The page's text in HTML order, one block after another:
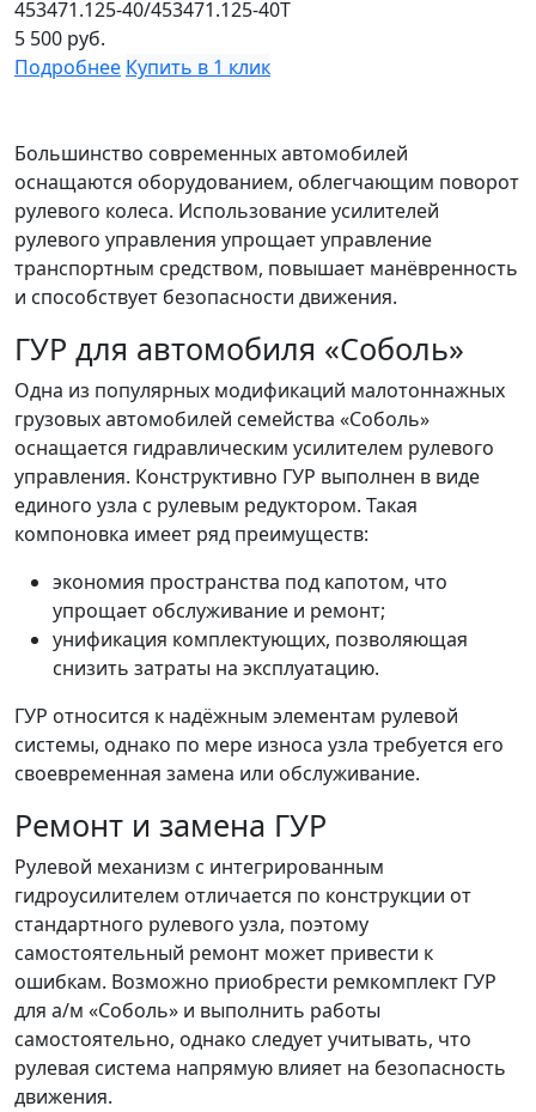
453471.125-40/453471.125-40Т
5 500 руб.
Подробнее Купить в 1 клик
Большинство современных автомобилей
оснащаются оборудованием, облегчающим поворот
рулевого колеса. Использование усилителей
рулевого управления упрощает управление
транспортным средством, повышает манёвренность
и способствует безопасности движения.
ГУР для автомобиля «Соболь»
Одна из популярных модификаций малотоннажных
грузовых автомобилей семейства «Соболь»
оснащается гидравлическим усилителем рулевого
управления. Конструктивно ГУР выполнен в виде
единого узла с рулевым редуктором. Такая
компоновка имеет ряд преимуществ:
экономия пространства под капотом, что
упрощает обслуживание и ремонт;
унификация комплектующих, позволяющая
снизить затраты на эксплуатацию.
ГУР относится к надёжным элементам рулевой
системы, однако по мере износа узла требуется его
своевременная замена или обслуживание.
Ремонт и замена ГУР
Рулевой механизм с интегрированным
гидроусилителем отличается по конструкции от
стандартного рулевого узла, поэтому
самостоятельный ремонт может привести к
ошибкам. Возможно приобрести ремкомплект ГУР
для а/м «Соболь» и выполнить работы
самостоятельно, однако следует учитывать, что
рулевая система напрямую влияет на безопасность
движения.